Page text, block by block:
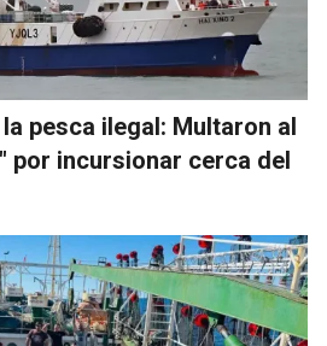
pesca ilegal: Multaron al
por incursionar cerca del